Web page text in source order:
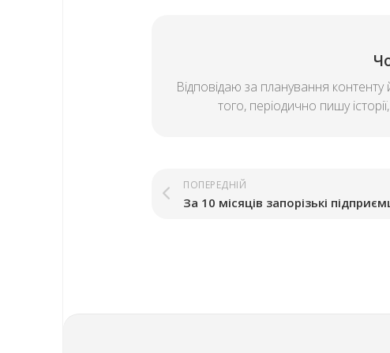
Відповідаю за планування
того, періодично пишу
ПОПЕРЕДНІЙ